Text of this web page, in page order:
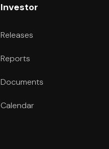
Investor
Releases
Reports
Documents
Calendar